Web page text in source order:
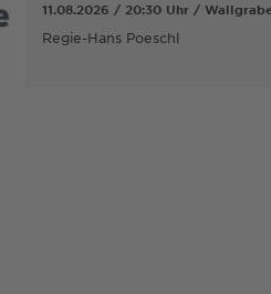
11.08.2026 / 20:30 Uhr /
Regie-Hans Poeschl